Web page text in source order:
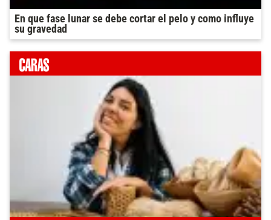
En que fase lunar se debe cortar el pelo y como influye
su gravedad